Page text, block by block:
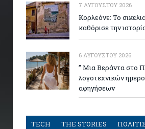
7 ΑΥΓΟΎΣΤΟΥ 2026
Κορλεόνε: Το
καθόρισε την
6 ΑΥΓΟΎΣΤΟΥ 2026
” Μια Βεράντα στο
λογοτεχνικών
αφηγήσεων
TECH THE STORIES